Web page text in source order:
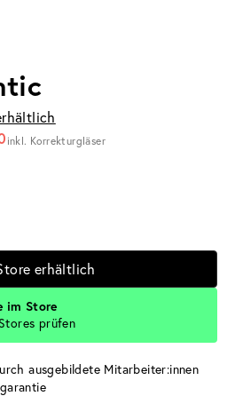
inkl. Korrekturgläser
erhältlich
im Store
prüfen
ausgebildete Mitarbeiter:innen